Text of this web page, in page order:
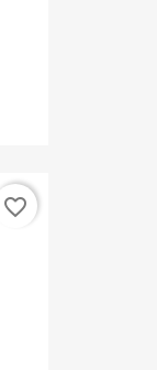
favorite_border